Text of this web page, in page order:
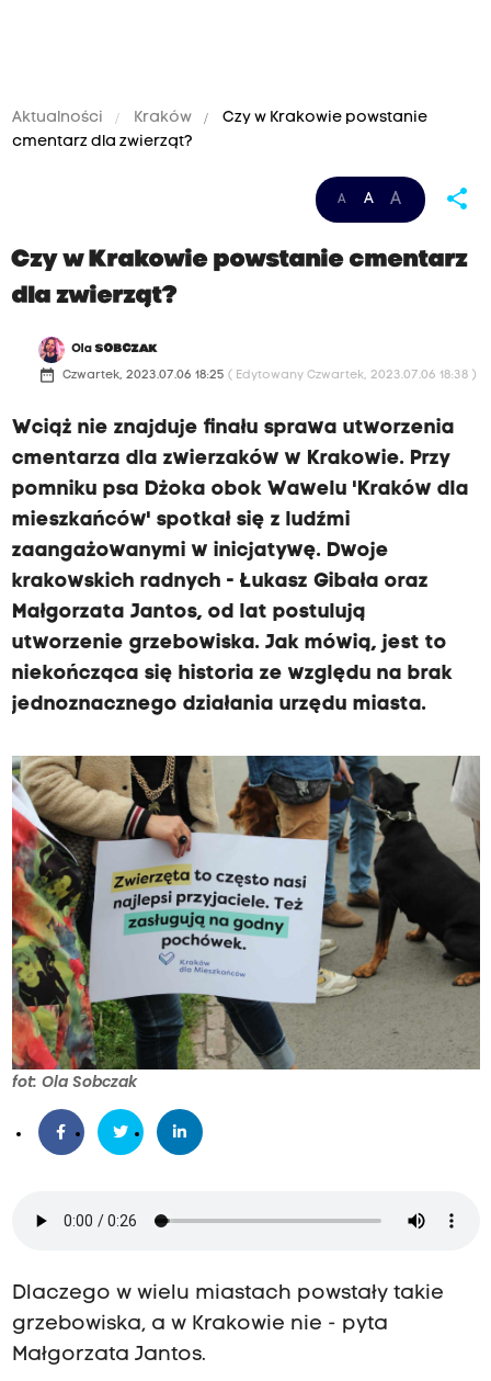
Aktualności Kraków
Czy w Krakowie powstanie
cmentarz dla zwierząt?
A A A share
Czy w Krakowie powstanie cmentarz
dla zwierząt?
OlaSOBCZAK
date_range Czwartek, 2023.07.06 18:25 ( Edytowany Czwartek, 2023.07.06 18:38 )
Wciąż nie znajduje finału sprawa utworzenia
cmentarza dla zwierzaków w Krakowie. Przy
pomniku psa Dżoka obok Wawelu 'Kraków dla
mieszkańców' spotkał się z ludźmi
zaangażowanymi w inicjatywę. Dwoje
krakowskich radnych - Łukasz Gibała oraz
Małgorzata Jantos, od lat postulują
utworzenie grzebowiska. Jak mówią, jest to
niekończąca się historia ze względu na brak
jednoznacznego działania urzędu miasta.
fot: Ola Sobczak
Dlaczego w wielu miastach powstały takie
grzebowiska, a w Krakowie nie - pyta
Małgorzata Jantos.